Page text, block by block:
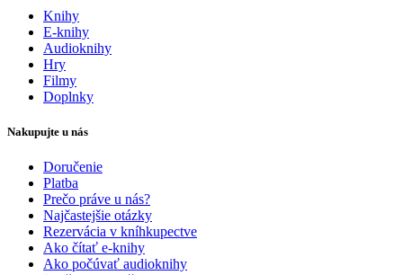
Knihy
E-knihy
Audioknihy
Hry
Filmy
Doplnky
Nakupujte u nás
Doručenie
Platba
Prečo práve u nás?
Najčastejšie otázky
Rezervácia v kníhkupectve
Ako čítať e-knihy
Ako počúvať audioknihy